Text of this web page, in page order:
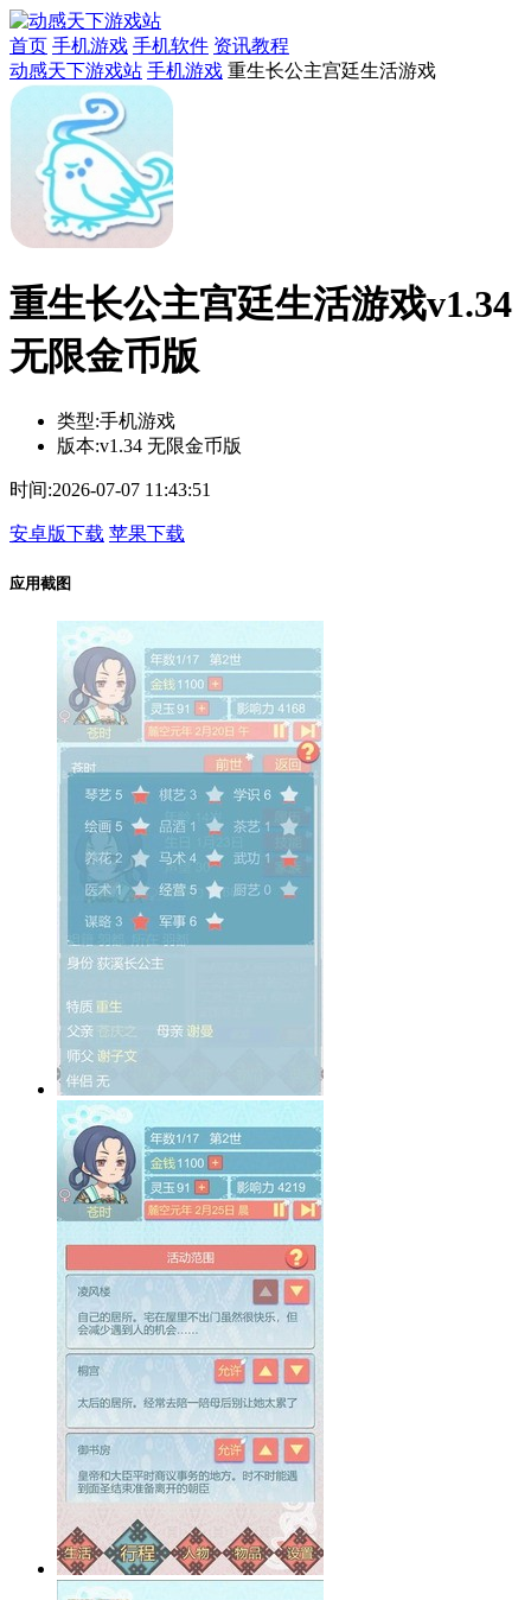
首页 手机游戏 手机软件 资讯教程
动感天下游戏站 手机游戏 重生长公主宫廷生活游戏
重生长公主宫廷生活游戏v1.34
无限金币版
类型:手机游戏
版本:v1.34 无限金币版
时间:2026-07-07 11:43:51
安卓版下载 苹果下载
应用截图